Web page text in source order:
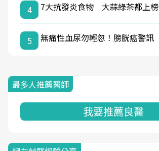
4
7大抗發炎食物 大蒜綠茶都上榜
5 無痛性血尿勿輕忽！膀胱癌警訊
最多人推薦醫師
我要推薦良醫